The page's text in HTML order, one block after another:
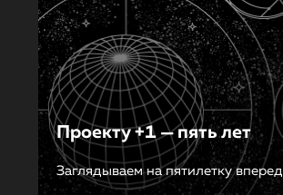
Проекту +1 — пять лет
Заглядываем на пятилетку вперед